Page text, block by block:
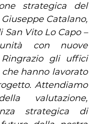
strategica del
Catalano,
San Vito Lo Capo –
con nuove
gli uffici
hanno lavorato
Attendiamo
valutazione,
strategica di